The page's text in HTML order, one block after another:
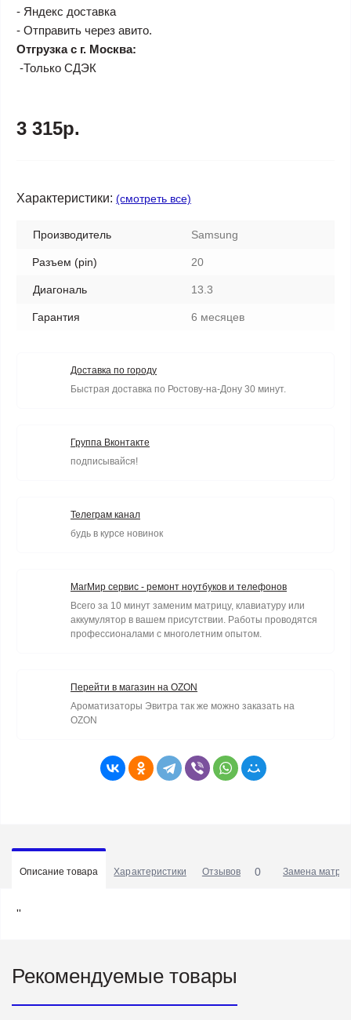
- Яндекс доставка
- Отправить через авито.
Отгрузка с г. Москва:
-Только СДЭК
3 315р.
Характеристики: (смотреть все)
Производитель Samsung
Разъем (pin) 20
Диагональ 13.3
Гарантия 6 месяцев
Доставка по городу
Быстрая доставка по Ростову-на-Дону 30 минут.
Группа Вконтакте
подписывайся!
Телеграм канал
будь в курсе новинок
МагМир сервис - ремонт ноутбуков и телефонов
Всего за 10 минут заменим матрицу, клавиатуру или
аккумулятор в вашем присутствии. Работы проводятся
профессионалами с многолетним опытом.
Перейти в магазин на OZON
Ароматизаторы Эвитра так же можно заказать на
OZON
Описание товара Характеристики Отзывов 0 Замена
''
Рекомендуемые товары